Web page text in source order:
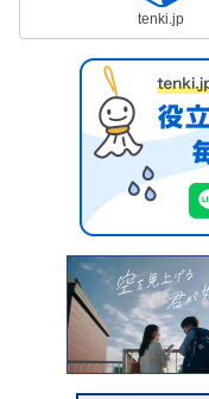
tenki.jp